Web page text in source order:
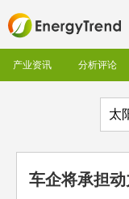
产业资讯 分析评论
太
车企将承担